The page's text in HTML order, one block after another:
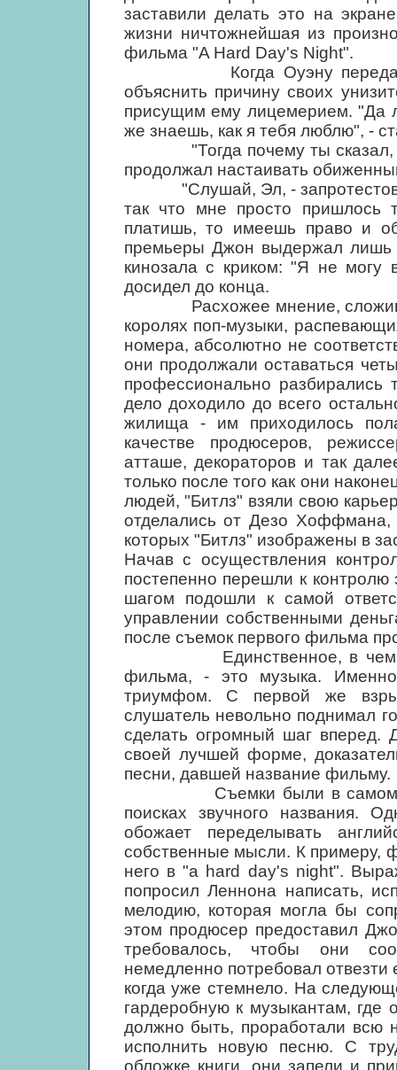
заставили делать это на
жизни ничтожнейшая из
фильма "A Hard Day's Night".
Когда Оуэну передали
объяснить причину своих
присущим ему лицемерием. "Да
же знаешь, как я тебя люблю", -
"Тогда почему ты сказал,
продолжал настаивать
"Слушай, Эл, -
так что мне просто пришлось
платишь, то имеешь право и
премьеры Джон выдержал лишь
кинозала с криком: "Я не могу
досидел до конца.
Расхожее мнение,
королях поп-музыки,
номера, абсолютно не
они продолжали оставаться
профессионально
дело доходило до всего
жилища - им приходилось
качестве продюсеров,
атташе, декораторов и так
только после того как они
людей, "Битлз" взяли свою
отделались от Дезо
которых "Битлз" изображены в
Начав с осуществления
постепенно перешли к контролю
шагом подошли к самой
управлении собственными
после съемок первого фильма
Единственное, в чем они
фильма, - это музыка.
триумфом. С первой же
слушатель невольно поднимал
сделать огромный шаг вперед.
своей лучшей форме,
песни, давшей название фильму.
Съемки были в самом
поисках звучного названия.
обожает переделывать
собственные мысли. К примеру,
него в "a hard day's night".
попросил Леннона написать,
мелодию, которая могла бы
этом продюсер предоставил
требовалось, чтобы они
немедленно потребовал
когда уже стемнело. На
гардеробную к музыкантам, где
должно быть, проработали всю
исполнить новую песню. С
обложке книги, они запели и